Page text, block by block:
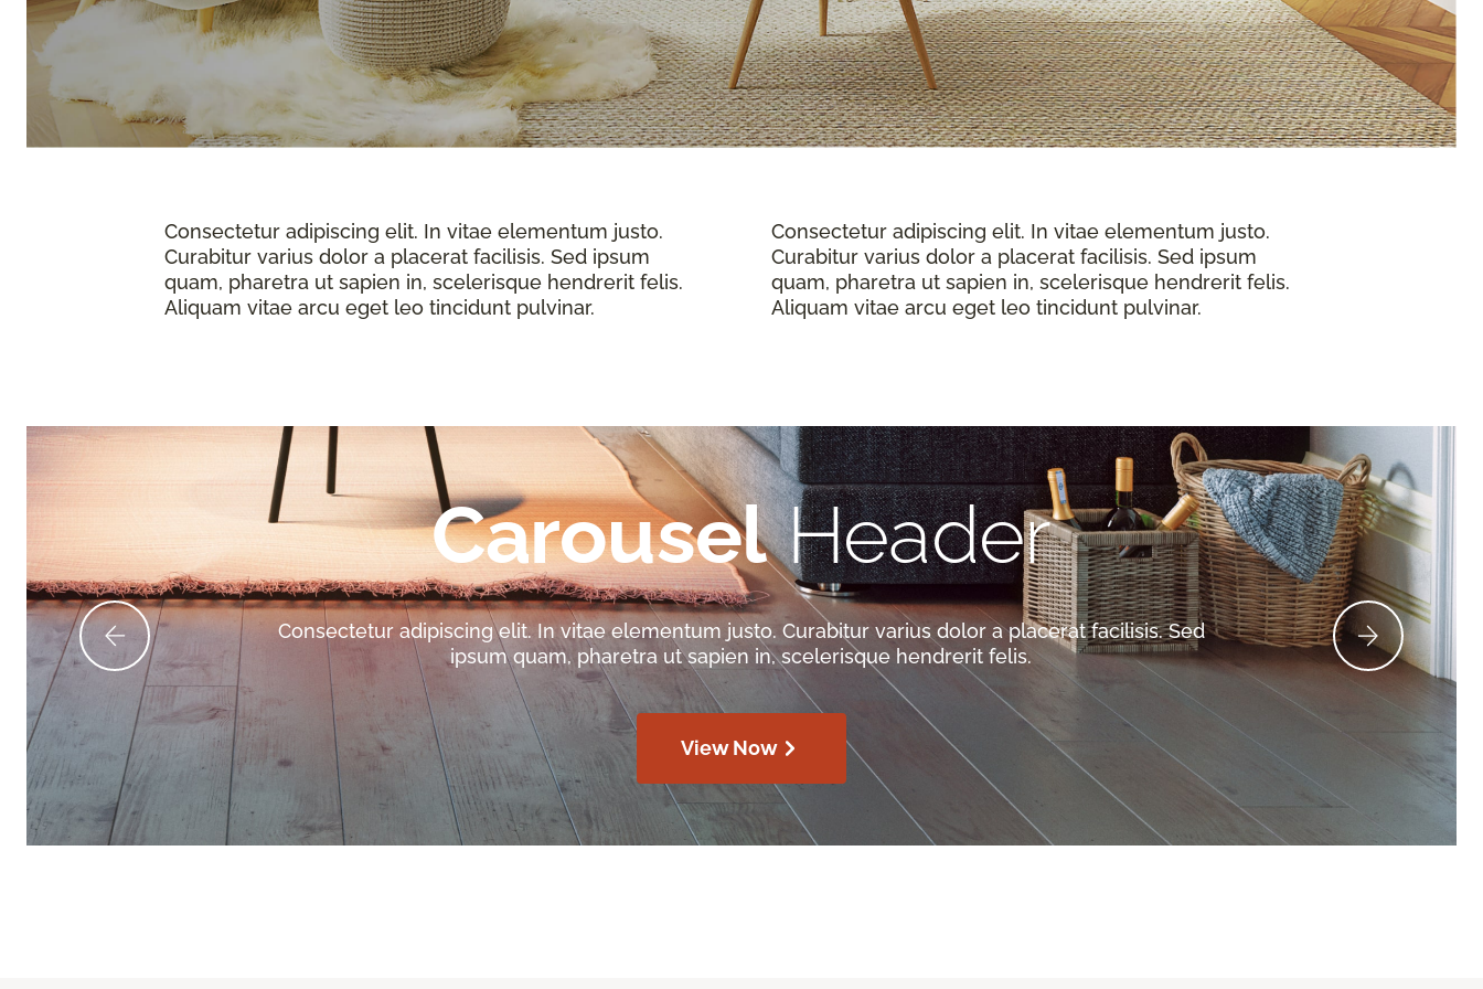
Consectetur adipiscing elit. In vitae elementum justo.
Curabitur varius dolor a placerat facilisis. Sed ipsum
quam, pharetra ut sapien in, scelerisque hendrerit felis.
Aliquam vitae arcu eget leo tincidunt pulvinar.
Consectetur adipiscing elit. In vitae elementum justo.
Curabitur varius dolor a placerat facilisis. Sed ipsum
quam, pharetra ut sapien in, scelerisque hendrerit felis.
Aliquam vitae arcu eget leo tincidunt pulvinar.
CarouselHeader
Consectetur adipiscing elit. In vitae elementum justo. Curabitur varius dolor a placerat facilisis. Sed
ipsum quam, pharetra ut sapien in, scelerisque hendrerit felis.
View Now